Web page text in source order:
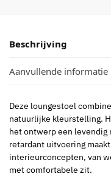
Beschrijving
Aanvullende informatie
Deze loungestoel
natuurlijke kleurstelling.
het ontwerp een levendig
retardant uitvoering
interieurconcepten, van
met comfortabele zit.